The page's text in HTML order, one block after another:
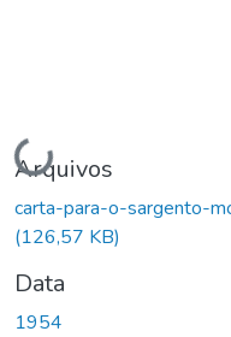
Carregando...
Arquivos
carta-para-o-sargento-
(126,57 KB)
Data
1954